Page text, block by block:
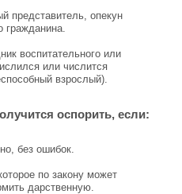
представитель, опекун
гражданина.
воспитательного или
или числится
взрослый).
оспорить, если:
без ошибок.
по закону может
дарственную.